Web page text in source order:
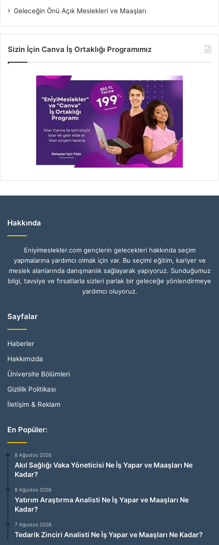
Geleceğin Önü Açık Meslekleri ve Maaşları
Sizin İçin Canva İş Ortaklığı Programımız
Hakkında
Eniyimeslekler.com gençlerin gelecekleri hakkında seçim
yapmalarına yardımcı olmak için var. Bu seçimi eğitim, kariyer ve
meslek alanlarında danışmanlık sağlayarak yapıyoruz. Sunduğumuz
bilgi, tavsiye ve fırsatlarla sizleri parlak bir geleceğe yönlendirmeye
yardımcı oluyoruz.
Sayfalar
Haberler
Hakkımızda
Üniversite Bölümleri
Gizlilik Politikası
İletişim & Reklam
En Popüler:
8 Ağustos 2026
Akıl Sağlığı Vaka Yöneticisi Ne İş Yapar ve Maaşları Ne
Kadar?
8 Ağustos 2026
Yatırım Araştırma Analisti Ne İş Yapar ve Maaşları Ne
Kadar?
7 Ağustos 2026
Tedarik Zinciri Analisti Ne İş Yapar ve Maaşları Ne Kadar?